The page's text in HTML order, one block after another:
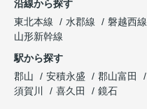
沿線から探す
東北本線
水郡線 磐越西線
山形新幹線
駅から探す
郡山
安積永盛 郡山富田
須賀川
喜久田 鏡石